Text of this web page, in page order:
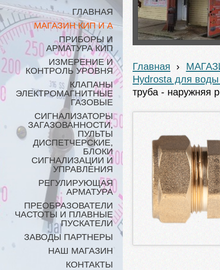
ГЛАВНАЯ
МАГАЗИН КИП И А
ПРИБОРЫ И
АРМАТУРА КИП
ИЗМЕРЕНИЕ И
КОНТРОЛЬ УРОВНЯ
КЛАПАНЫ
ЭЛЕКТРОМАГНИТНЫЕ
ГАЗОВЫЕ
СИГНАЛИЗАТОРЫ
ЗАГАЗОВАННОСТИ,
ПУЛЬТЫ
ДИСПЕТЧЕРСКИЕ,
БЛОКИ
СИГНАЛИЗАЦИИ И
УПРАВЛЕНИЯ
РЕГУЛИРУЮЩАЯ
АРМАТУРА
ПРЕОБРАЗОВАТЕЛИ
ЧАСТОТЫ И ПЛАВНЫЕ
ПУСКАТЕЛИ
ЗАВОДЫ ПАРТНЕРЫ
НАШ МАГАЗИН
КОНТАКТЫ
Главная ›
Hydrosta для воды
труба - наружняя